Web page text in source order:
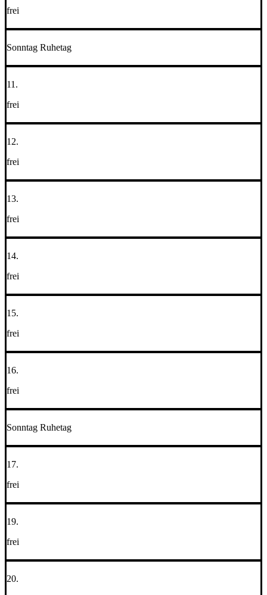
frei
Sonntag Ruhetag
11.
frei
12.
frei
13.
frei
14.
frei
15.
frei
16.
frei
Sonntag Ruhetag
17.
frei
19.
frei
20.